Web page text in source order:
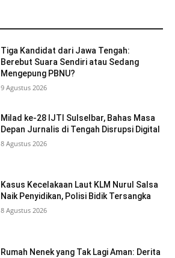
Tiga Kandidat dari Jawa Tengah:
Berebut Suara Sendiri atau Sedang
Mengepung PBNU?
9 Agustus 2026
Milad ke-28 IJTI Sulselbar, Bahas Masa
Depan Jurnalis di Tengah Disrupsi Digital
8 Agustus 2026
Kasus Kecelakaan Laut KLM Nurul Salsa
Naik Penyidikan, Polisi Bidik Tersangka
8 Agustus 2026
Rumah Nenek yang Tak Lagi Aman: Derita